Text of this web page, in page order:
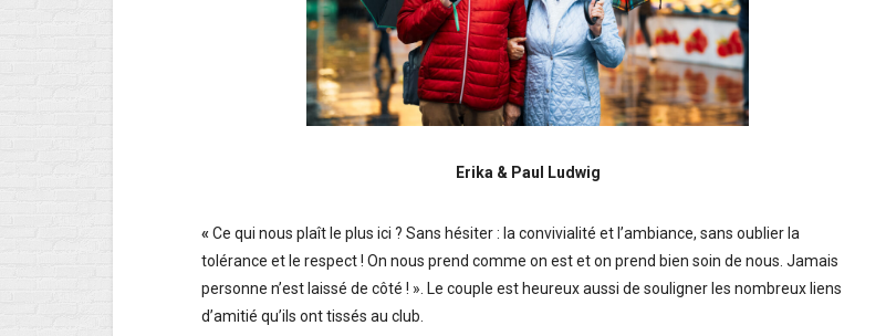
Erika & Paul Ludwig
«Ce qui nous plaît le plus ici ? Sans hésiter : la convivialité et l’ambiance, sans oublier la
tolérance et le respect ! On nous prend comme on est et on prend bien soin de nous. Jamais
personne n’est laissé de côté ! ». Le couple est heureux aussi de souligner les nombreux liens
d’amitié qu’ils ont tissés au club.